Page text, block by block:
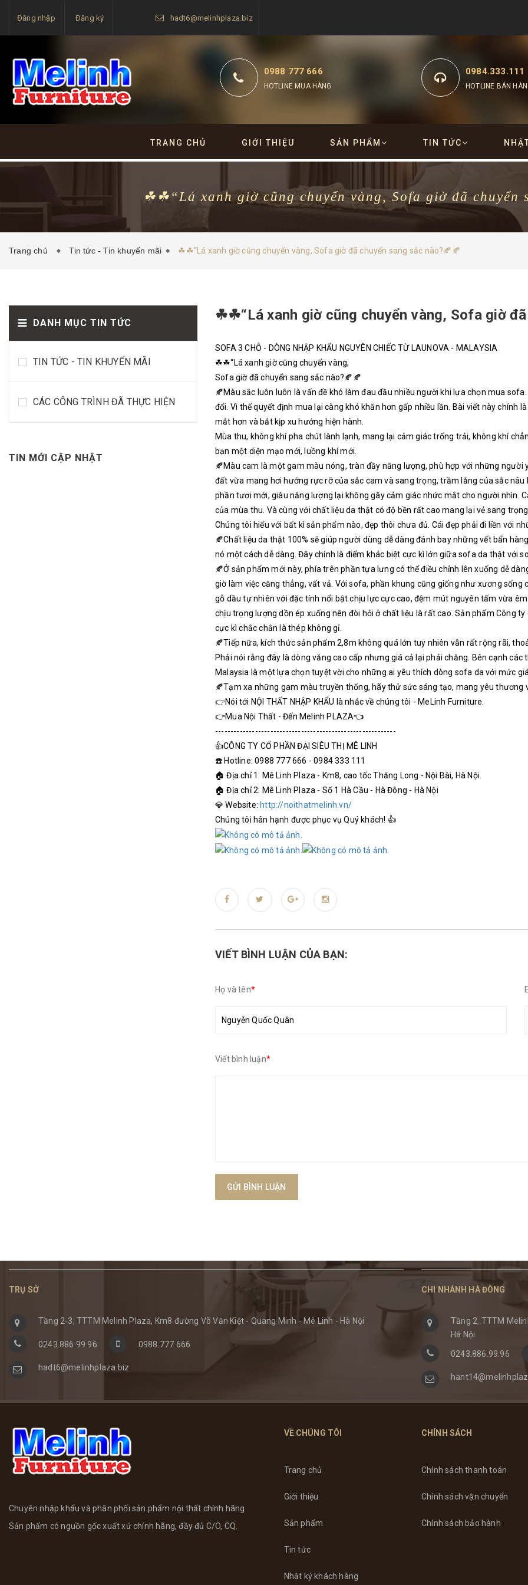
Đăng nhập Đăng ký hadt6@melinhplaza.biz
0988 777 666
HOTLINE MUA HÀNG
0984.333.111
HOTLINE BÁN
TRANG CHỦ GIỚI THIỆU SẢN PHẨM TIN TỨC
☘☘“Lá xanh giờ cũng chuyển vàng, Sofa giờ đã chuyển
Trang chủ Tin tức - Tin khuyến mãi ☘☘“Lá xanh giờ cũng chuyển vàng, Sofa giờ đã chuyển sang sắc nào?🍂🍂
DANH MỤC TIN TỨC
TIN TỨC - TIN KHUYẾN MÃI
CÁC CÔNG TRÌNH ĐÃ THỰC HIỆN
TIN MỚI CẬP NHẬT
☘☘“Lá xanh giờ cũng chuyển vàng, Sofa giờ
SOFA 3 CHỖ - DÒNG NHẬP KHẨU NGUYÊN CHIẾC TỪ LAUNOVA - MALAYSIA
☘☘“Lá xanh giờ cũng chuyển vàng,
Sofa giờ đã chuyển sang sắc nào?🍂🍂
🍂Màu sắc luôn luôn là vấn đề khó làm đau đầu nhiều người khi lựa chọn mua
đổi. Vì thế quyết định mua lại càng khó khăn hơn gấp nhiều lần. Bài viết này
mắt hơn và bắt kịp xu hướng hiện hành.
Mùa thu, không khí pha chút lành lạnh, mang lại cảm giác trống trải, không khí
bạn một diện mạo mới, luồng khí mới.
🍂Màu cam là một gam màu nóng, tràn đầy năng lượng, phù hợp với những
đất vừa mang hơi hướng rực rỡ của sắc cam và sang trọng, trầm lắng của sắc
phần tươi mới, giàu năng lượng lại không gây cảm giác nhức mắt cho người
của mùa thu. Và cùng với chất liệu da thật có độ bền rất cao mang lại vẻ sang
Chúng tôi hiểu với bất kì sản phẩm nào, đẹp thôi chưa đủ. Cái đẹp phải đi liền với
🍂Chất liệu da thật 100% sẽ giúp người dùng dễ dàng đánh bay những vết bẩn
nó một cách dễ dàng. Đây chính là điểm khác biệt cực kì lớn giữa sofa da thật với
🍂Ở sản phẩm mới này, phía trên phần tựa lưng có thể điều chỉnh lên xuống dễ
giờ làm việc căng thẳng, vất vả. Với sofa, phần khung cũng giống như xương
gỗ dầu tự nhiên với đặc tính nổi bật chịu lực cực cao, đệm mút nguyên tấm vừa
chịu trọng lượng dồn ép xuống nên đòi hỏi ở chất liệu là rất cao. Sản phẩm Công
cực kì chắc chắn là thép không gỉ.
🍂Tiếp nữa, kích thức sản phẩm 2,8m không quá lớn tuy nhiên vẫn rất rộng rãi,
Phải nói rằng đây là dòng văng cao cấp nhưng giá cả lại phải chăng. Bên cạnh
Malaysia là một lựa chọn tuyệt vời cho những ai yêu thích dòng sofa da với mức
🍂Tạm xa những gam màu truyền thống, hãy thử sức sáng tạo, mang yêu thương
👉Nói tới NỘI THẤT NHẬP KHẨU là nhắc về chúng tôi - MeLinh Furniture.
👉Mua Nội Thất - Đến Melinh PLAZA👈
-----------------------------------------------------------
👍CÔNG TY CỔ PHẦN ĐẠI SIÊU THỊ MÊ LINH
☎️ Hotline: 0988 777 666 - 0984 333 111
🏠 Địa chỉ 1: Mê Linh Plaza - Km8, cao tốc Thăng Long - Nội Bài, Hà Nội.
🏠 Địa chỉ 2: Mê Linh Plaza - Số 1 Hà Cầu - Hà Đông - Hà Nội
💎 Website: http://noithatmelinh.vn/
Chúng tôi hân hạnh được phục vụ Quý khách! 👍
VIẾT BÌNH LUẬN CỦA BẠN:
Họ và tên*
Viết bình luận*
GỬI BÌNH LUẬN
TRỤ SỞ
Tầng 2-3, TTTM Melinh Plaza, Km8 đường Võ Văn Kiệt - Quang Minh - Mê Linh - Hà Nội
0243.886.99.96 0988.777.666
hadt6@melinhplaza.biz
CHI NHÁNH HÀ ĐÔNG
Tầng 2, TTTM
Hà Nội
0243.886.99.96
Chuyên nhập khẩu và phân phối sản phẩm nội thất chính hãng
Sản phẩm có nguồn gốc xuất xứ chính hãng, đầy đủ C/O, CQ.
VỀ CHÚNG TÔI
Trang chủ
Giới thiệu
Sản phẩm
Tin tức
Nhật ký khách hàng
CHÍNH SÁCH
Chính sách thanh toán
Chính sách vận chuyển
Chính sách bảo hành